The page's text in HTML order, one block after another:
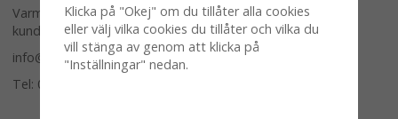
Varmt välkommen att kontakta vår
kundtjänst.
info@glasverandan.se
Tel: 079-3495968
Klicka på "Okej" om du tillåter alla cookies
eller välj vilka cookies du tillåter och vilka du
vill stänga av genom att klicka på
"Inställningar" nedan.